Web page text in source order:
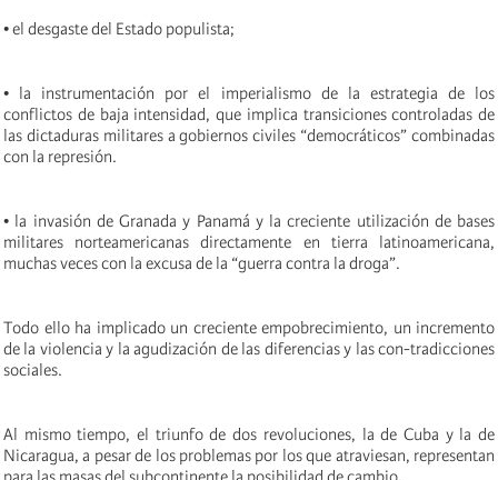
• el desgaste del Estado populista;
• la instrumentación por el imperialismo de la estrategia de los
conflictos de baja intensidad, que implica transiciones controladas de
las dictaduras militares a gobiernos civiles “democráticos” combinadas
con la represión.
• la invasión de Granada y Panamá y la creciente utilización de bases
militares norteamericanas directamente en tierra latinoamericana,
muchas veces con la excusa de la “guerra contra la droga”.
Todo ello ha implicado un creciente empobrecimiento, un incremento
de la violencia y la agudización de las diferencias y las con-tradicciones
sociales.
Al mismo tiempo, el triunfo de dos revoluciones, la de Cuba y la de
Nicaragua, a pesar de los problemas por los que atraviesan, representan